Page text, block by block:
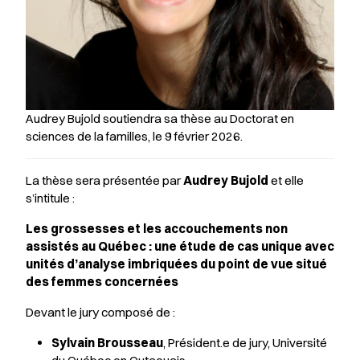
Audrey Bujold soutiendra sa thèse au Doctorat en
sciences de la familles, le 9 février 2026.
La thèse sera présentée parAudrey Bujold et elle
s’intitule :
Les grossesses et les accouchements non
assistés au Québec : une étude de cas unique avec
unités d’analyse imbriquées du point de vue situé
des femmes concernées
Devant le jury composé de :
Sylvain Brousseau, Président.e de jury, Université